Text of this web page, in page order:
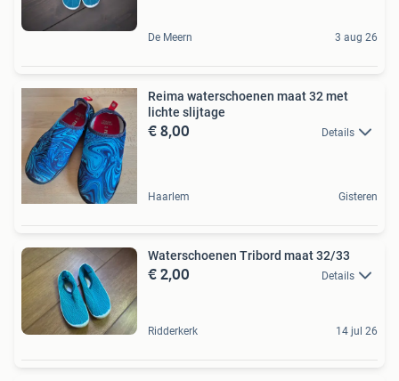
De Meern 3 aug 26
Reima waterschoenen maat 32 met
lichte slijtage
€ 8,00 Details
Haarlem Gisteren
Waterschoenen Tribord maat 32/33
€ 2,00 Details
Ridderkerk 14 jul 26